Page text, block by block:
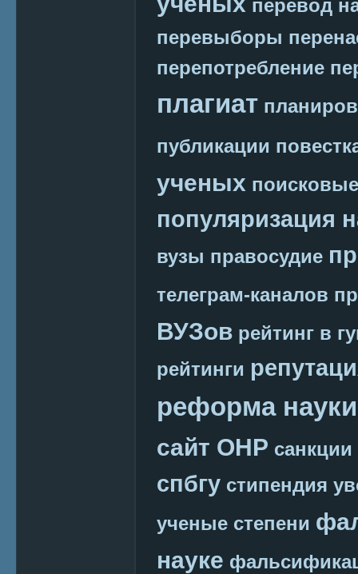
перевод
перевыборы
перепотребление
плагиат
публикации
ученых
популяризация
вузы правосудие
телеграм-каналов
ВУЗов рейтинг в
рейтинги
реформа науки
сайт ОНР санкции
спбгу стипендия
ученые степени
науке